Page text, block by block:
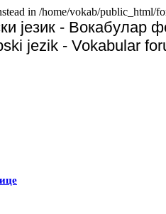
in /home/vokab/
језик - Вокабулар
jezik - Vokabular